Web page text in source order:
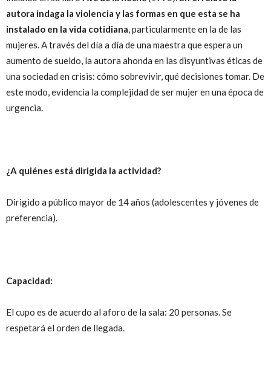
autora indaga la violencia y las formas en que esta se ha
instalado en la vida cotidiana , particularmente en la de las
mujeres. A través del día a día de una maestra que espera un
aumento de sueldo, la autora ahonda en las disyuntivas éticas de
una sociedad en crisis: cómo sobrevivir, qué decisiones tomar. De
este modo, evidencia la complejidad de ser mujer en una época de
urgencia.
¿A quiénes está dirigida la actividad?
Dirigido a público mayor de 14 años (adolescentes y jóvenes de
preferencia).
Capacidad:
El cupo es de acuerdo al aforo de la sala: 20 personas. Se
respetará el orden de llegada.